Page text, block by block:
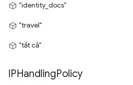
"identity_docs"
"travel"
"tất cả"
IPHandlingPolicy